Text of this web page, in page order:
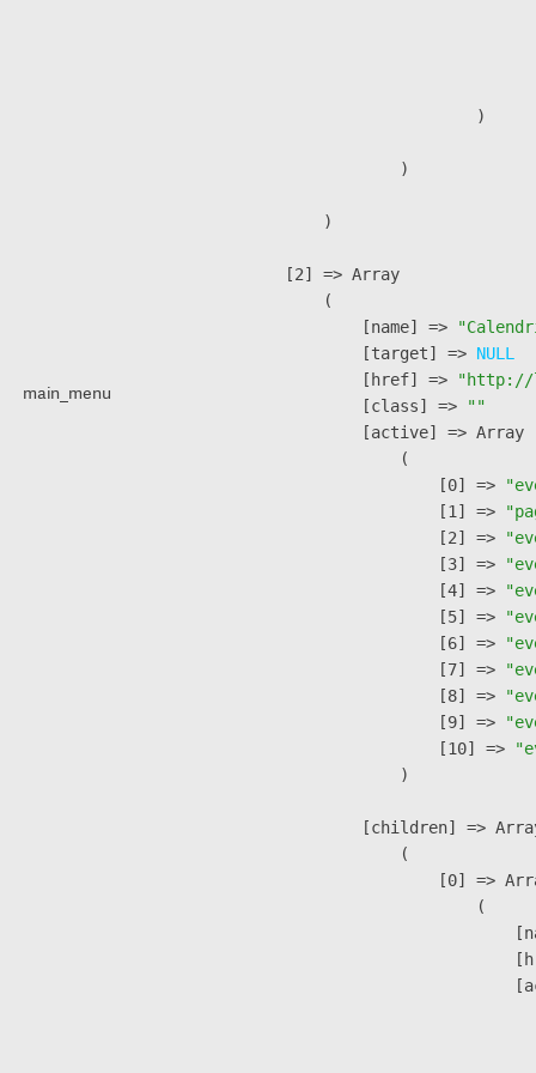
main_menu
                        )
                )
        )
    [2] => Array
        (
            [name] =>
            [target] =>
NULL
            [href] =>
"http://
            [class] =>
""
            [active] => Array
                (
                    [0] =>
                    [1] =>
                    [2] =>
                    [3] =>
                    [4] =>
                    [5] =>
                    [6] =>
                    [7] =>
                    [8] =>
                    [9] =>
                    [10] =>
                )
[children] =>
                (
[0] =>
                        (